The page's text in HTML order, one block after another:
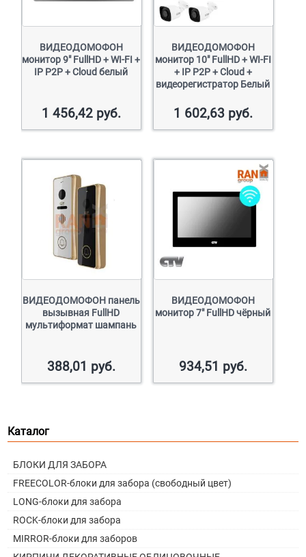
ВИДЕОДОМОФОН
монитор 9″ FullHD + WI-FI +
IP P2P + Сloud белый
1 456,42 руб.
ВИДЕОДОМОФОН
монитор 10″ FullHD + WI-FI
+ IP P2P + Cloud +
видеорегистратор Белый
1 602,63 руб.
ВИДЕОДОМОФОН панель
вызывная FullHD
мультиформат шампань
388,01 руб.
ВИДЕОДОМОФОН
монитор 7″ FullHD чёрный
934,51 руб.
Каталог
БЛОКИ ДЛЯ ЗАБОРА
FREECOLOR-блоки для забора (свободный цвет)
LONG-блоки для забора
ROCK-блоки для забора
MIRROR-блоки для заборов